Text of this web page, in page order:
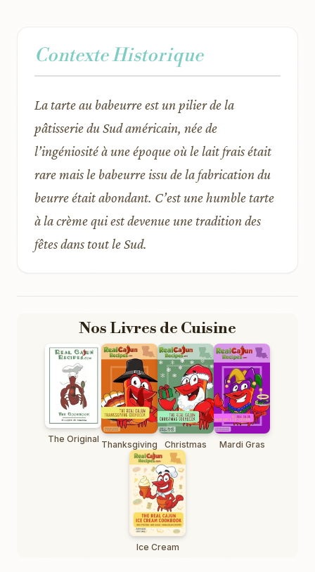
Contexte Historique
La tarte au babeurre est un pilier de la
pâtisserie du Sud américain, née de
l’ingéniosité à une époque où le lait frais était
rare mais le babeurre issu de la fabrication du
beurre était abondant. C’est une humble tarte
à la crème qui est devenue une tradition des
fêtes dans tout le Sud.
Nos Livres de Cuisine
The Original Thanksgiving Christmas Mardi Gras
Ice Cream